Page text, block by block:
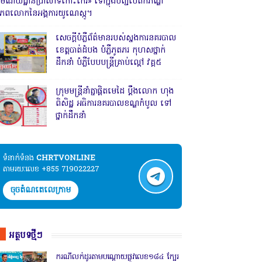
ពលោកនៃអង្គការយូណេស្កូ។
សេចក្តីបំភ្លឺព័ត៌មានរបស់ស្នងការនគរបាល
ខេត្តបាត់ដំបង បំភ្លឺភូតភរ កុហសថ្នាក់
ដឹកនាំ បំភ្លឺបែបបន្ត្រីគ្រាប់ល្ពៅ វគ្គ៥
ក្រុមមន្ត្រីនាំគ្នាផ្ដិតមេដៃ ប្ដឹងលោក ហុង
ពិសិដ្ឋ អធិការនគរបាលខណ្ឌកំបូល ទៅ
ថ្នាក់ដឹកនាំ
ទំនាក់ទំនង​​ CHRTVONLINE
តាមរយៈលេខ +855 719022227
ចុចតំណតេលេក្រាម
អត្ថបទថ្មីៗ
ករណីលក់ដូរតាមបណ្តោយផ្លូវលេខ១៨៤ ក្បែរ